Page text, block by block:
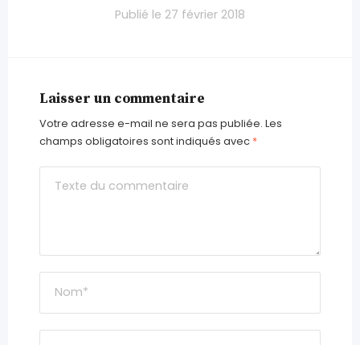
Publié le 27 février 2018
Laisser un commentaire
Votre adresse e-mail ne sera pas publiée. Les
champs obligatoires sont indiqués avec *